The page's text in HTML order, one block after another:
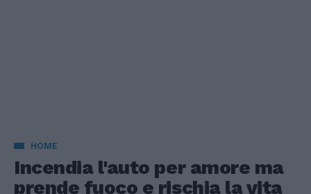
HOME
Incendia l'auto per amore ma
prende fuoco e rischia la vita